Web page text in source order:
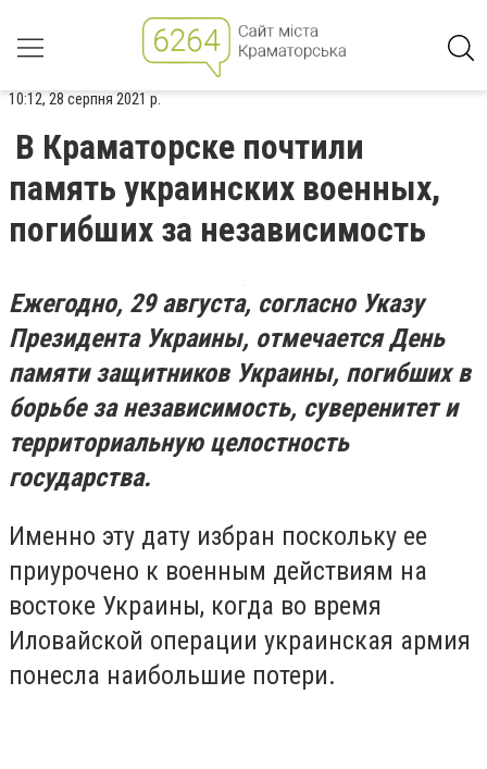
10:12, 28 серпня 2021 р.
В Краматорске почтили
память украинских военных,
погибших за независимость
Ежегодно, 29 августа, согласно Указу
Президента Украины, отмечается День
памяти защитников Украины, погибших в
борьбе за независимость, суверенитет и
территориальную целостность
государства.
Именно эту дату избран поскольку ее
приурочено к военным действиям на
востоке Украины, когда во время
Иловайской операции украинская армия
понесла наибольшие потери.